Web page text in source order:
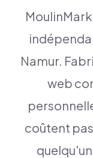
Namur.
web
coûtent